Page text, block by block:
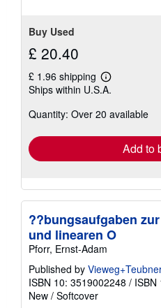
Buy Used
£ 20.40
£ 1.96 shipping
Learn
more
shipping
Ships within U.S.A.
Quantity: Over 20 available
Add to
??bungsaufgaben
und linearen O
Pforr, Ernst-Adam
Published by
ISBN 10: 3519002248 / ISBN
New / Softcover